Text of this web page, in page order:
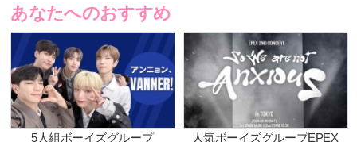
■脳セク時代 RM(BTS) 出演回 １.～３. (#1・#9・#10)
■SVTクラブ 若者のリアル青年会談
■プレーヤー SEVENTEEN 出演回
■私の手にキッズTV
■ラケットボーイズ
■驚きの土曜日 ドギョム＆ホシ(SEVENTEEN) 出演回
(#11)
あなたへのおすすめ
5人組ボーイズグループ 人気ボーイズグループEPEX